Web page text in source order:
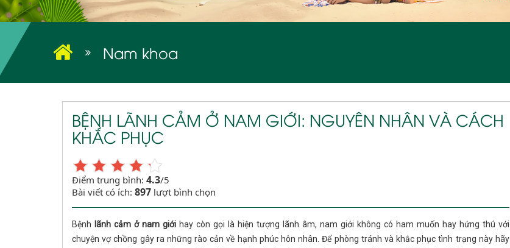
Nam khoa
BỆNH LÃNH CẢM Ở NAM GIỚI: NGUYÊN NHÂN VÀ CÁCH
KHẮC PHỤC
Điểm trung bình: 4.3/5
Bài viết có ích: 897 lượt bình chọn
Bệnh lãnh cảm ở nam giới hay còn gọi là hiện tượng lãnh âm, nam giới không có ham muốn hay hứng thú với
chuyện vợ chồng gây ra những rào cản về hạnh phúc hôn nhân. Để phòng tránh và khắc phục tình trạng này hãy